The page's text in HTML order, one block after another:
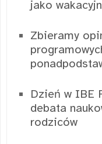
jako
Zbieramy
Dzień w IBE
debata
rodziców